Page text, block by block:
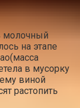
молочный
на этапе
в мусорку
виной
растопить